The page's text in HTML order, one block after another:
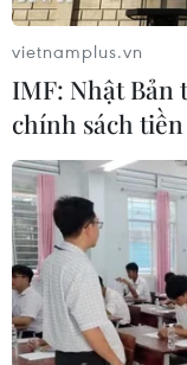
vietnamplus.vn
IMF: Nhật Bản
chính sách